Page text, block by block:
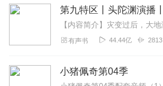
有声书 44.44亿 2813
小猪佩奇第04季